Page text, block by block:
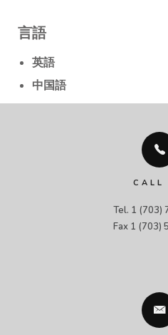
言語
英語
中国語
CALL
Tel. 1 (703)
Fax 1 (703)